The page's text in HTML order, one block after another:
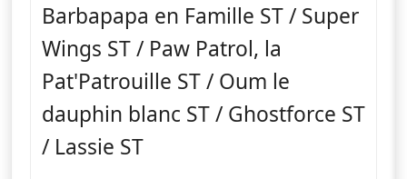
Barbapapa en Famille ST / Super
Wings ST / Paw Patrol, la
Pat'Patrouille ST / Oum le
dauphin blanc ST / Ghostforce ST
/ Lassie ST